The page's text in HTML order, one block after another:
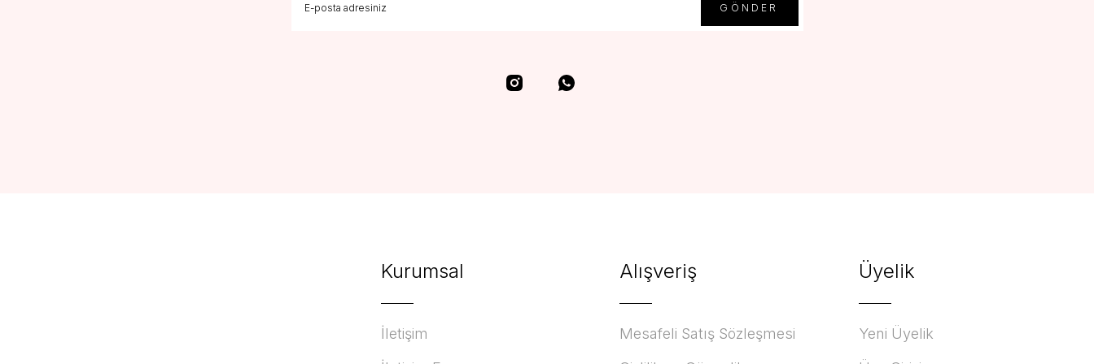
GÖNDER
Kurumsal
İletişim
Alışveriş
Mesafeli Satış Sözleşmesi
Üyelik
Yeni Üyelik